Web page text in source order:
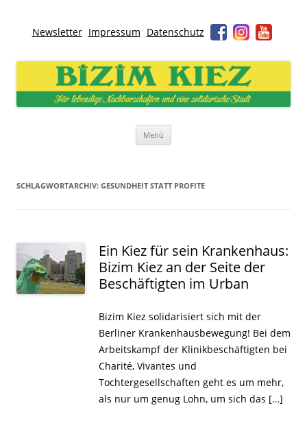
Newsletter Impressum Datenschutz
Bizim Kiez – Unser Kiez
Für lebendige Nachbarschaften und eine solidarische Stadt
Menü
SCHLAGWORTARCHIV: GESUNDHEIT STATT PROFITE
Ein Kiez für sein Krankenhaus:
Bizim Kiez an der Seite der
Beschäftigten im Urban
Bizim Kiez solidarisiert sich mit der
Berliner Krankenhausbewegung! Bei dem
Arbeitskampf der Klinikbeschäftigten bei
Charité, Vivantes und
Tochtergesellschaften geht es um mehr,
als nur um genug Lohn, um sich das […]